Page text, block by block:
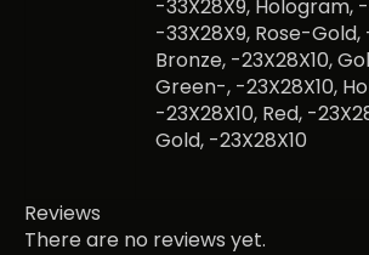
-33X28X9, Hologram,
-33X28X9, Rose-Gold,
Bronze, -23X28X10,
Green-, -23X28X10,
-23X28X10, Red, -
Gold, -23X28X10
Reviews
There are no reviews yet.